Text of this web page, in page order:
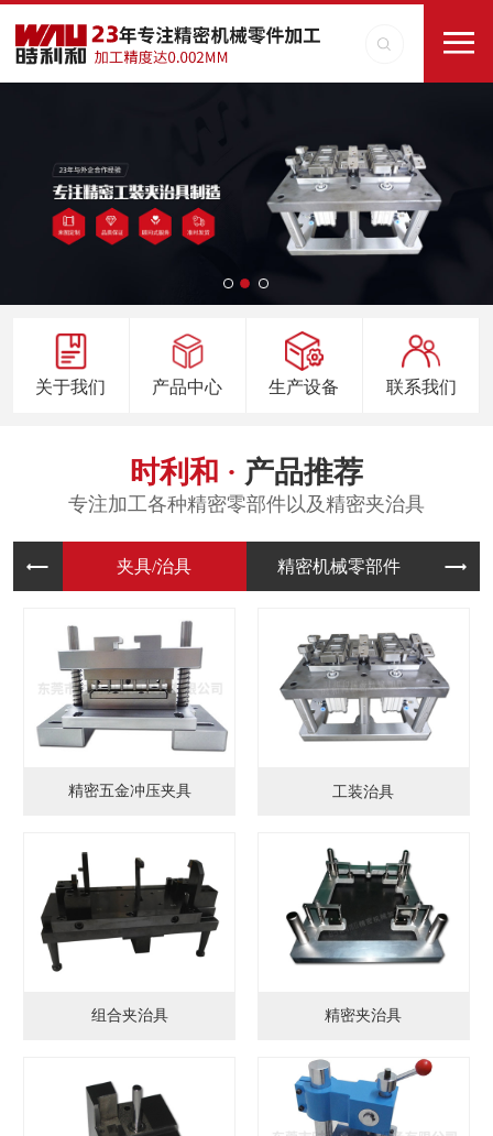
关于我们 产品中心 生产设备 联系我们
时利和 · 产品推荐
专注加工各种精密零部件以及精密夹治具
夹具/治 精密机械
精密五金冲压夹具 工装治具
组合夹治具 精密夹治具